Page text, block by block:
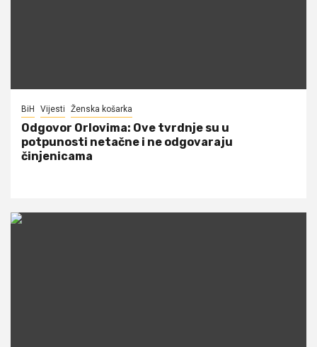
BiH Vijesti Ženska košarka
Odgovor Orlovima: ​Ove tvrdnje su u
potpunosti netačne i ne odgovaraju
činjenicama